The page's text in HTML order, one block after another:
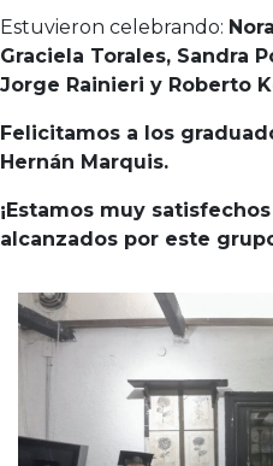
Estuvieron celebrando:
Graciela Torales, Sandra
Jorge Rainieri y Roberto
Felicitamos a los
Hernán Marquis.
¡Estamos muy
alcanzados por este